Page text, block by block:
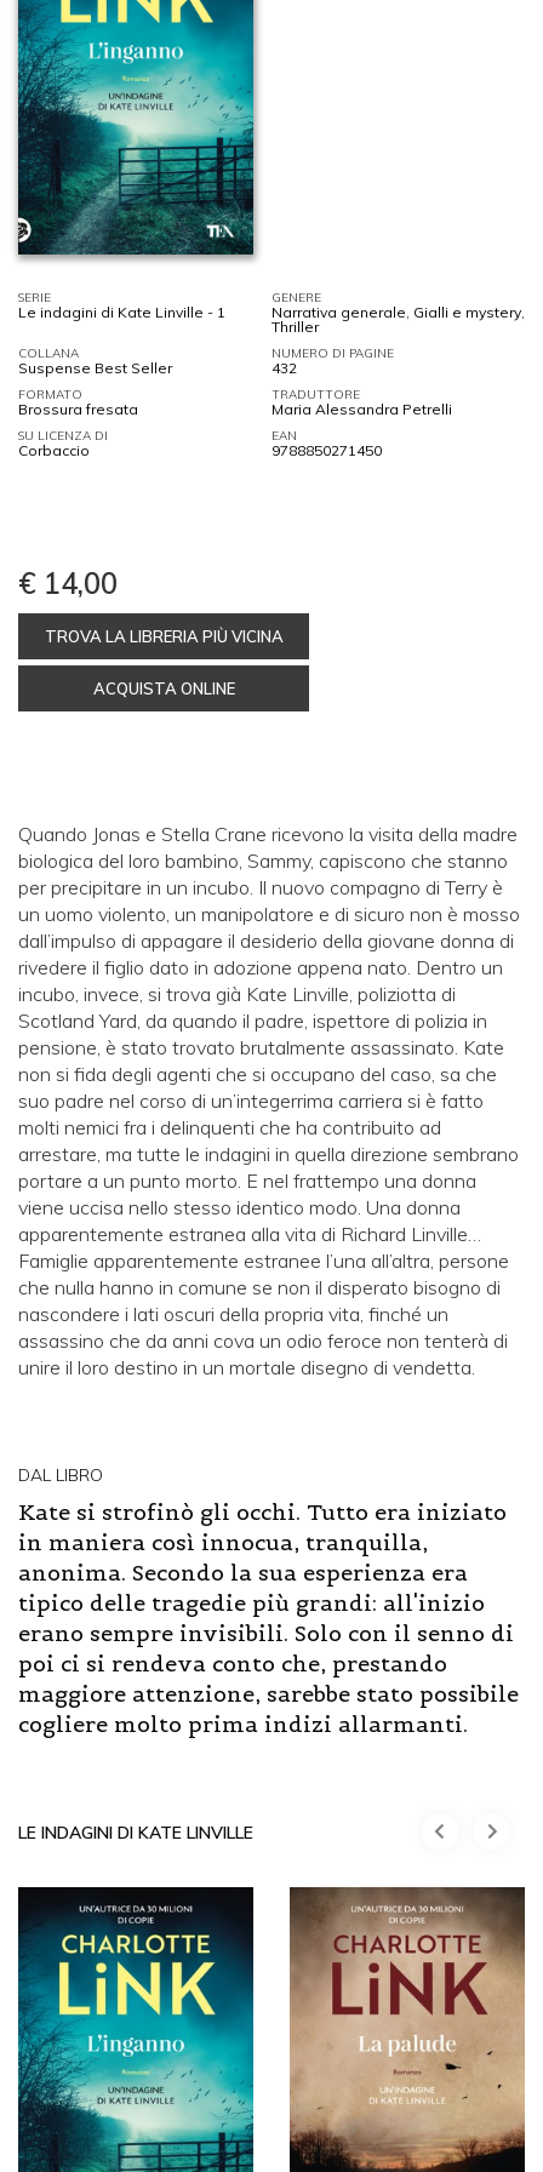
SERIE
Le indagini di Kate Linville - 1
GENERE
Narrativa generale, Gialli e mystery,
Thriller
COLLANA
Suspense Best Seller
NUMERO DI PAGINE
432
FORMATO
Brossura fresata
TRADUTTORE
Maria Alessandra Petrelli
SU LICENZA DI
Corbaccio
EAN
9788850271450
€ 14,00
TROVA LA LIBRERIA PIÙ VICINA
ACQUISTA ONLINE
Quando Jonas e Stella Crane ricevono la visita della madre
biologica del loro bambino, Sammy, capiscono che stanno
per precipitare in un incubo. Il nuovo compagno di Terry è
un uomo violento, un manipolatore e di sicuro non è mosso
dall’impulso di appagare il desiderio della giovane donna di
rivedere il figlio dato in adozione appena nato. Dentro un
incubo, invece, si trova già Kate Linville, poliziotta di
Scotland Yard, da quando il padre, ispettore di polizia in
pensione, è stato trovato brutalmente assassinato. Kate
non si fida degli agenti che si occupano del caso, sa che
suo padre nel corso di un’integerrima carriera si è fatto
molti nemici fra i delinquenti che ha contribuito ad
arrestare, ma tutte le indagini in quella direzione sembrano
portare a un punto morto. E nel frattempo una donna
viene uccisa nello stesso identico modo. Una donna
apparentemente estranea alla vita di Richard Linville…
Famiglie apparentemente estranee l’una all’altra, persone
che nulla hanno in comune se non il disperato bisogno di
nascondere i lati oscuri della propria vita, finché un
assassino che da anni cova un odio feroce non tenterà di
unire il loro destino in un mortale disegno di vendetta.
DAL LIBRO
Kate si strofinò gli occhi. Tutto era iniziato
in maniera così innocua, tranquilla,
anonima. Secondo la sua esperienza era
tipico delle tragedie più grandi: all'inizio
erano sempre invisibili. Solo con il senno di
poi ci si rendeva conto che, prestando
maggiore attenzione, sarebbe stato possibile
cogliere molto prima indizi allarmanti.
LE INDAGINI DI KATE LINVILLE